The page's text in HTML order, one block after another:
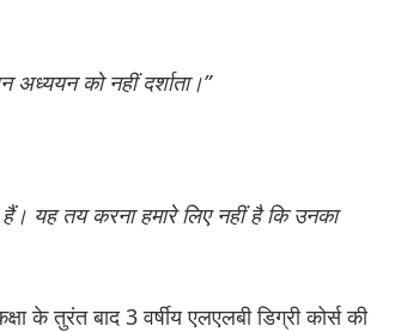
को नहीं दर्शाता।”
यह तय करना हमारे लिए नहीं है कि उनका
के तुरंत बाद 3 वर्षीय एलएलबी डिग्री कोर्स की